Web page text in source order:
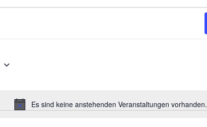
Hinweis
Es sind keine anstehenden Veranstaltungen vorhanden.